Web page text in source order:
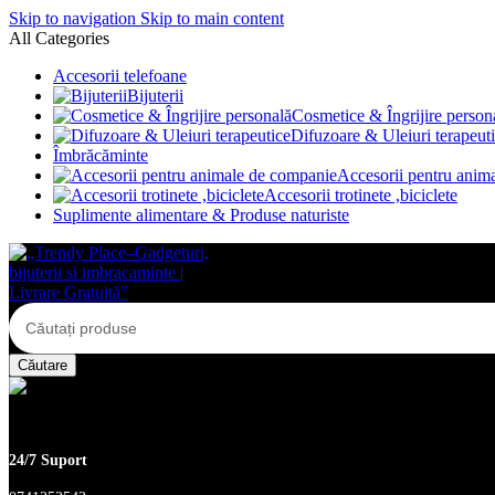
Skip to navigation Skip to main content
All Categories
Accesorii telefoane
Bijuterii
Cosmetice & Îngrijire
Difuzoare & Uleiuri
Îmbrăcăminte
Accesorii pentru
Accesorii trotinete ,biciclete
Suplimente alimentare & Produse naturiste
Căutare
24/7 Suport